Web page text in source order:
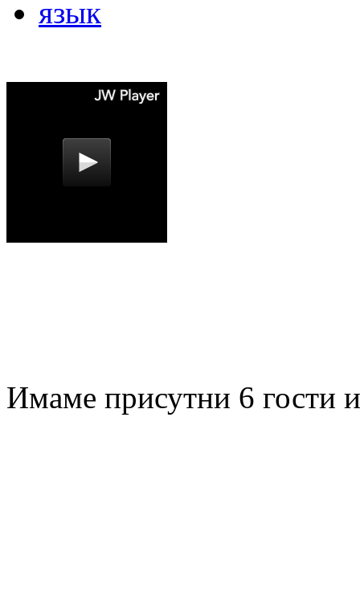
Имаме присутни 6 гости